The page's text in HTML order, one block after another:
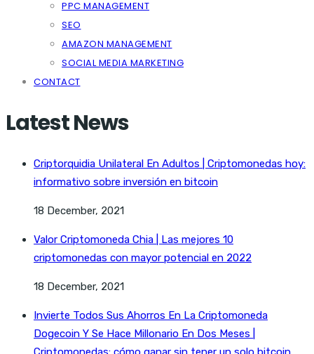
PPC MANAGEMENT
SEO
AMAZON MANAGEMENT
SOCIAL MEDIA MARKETING
CONTACT
Latest News
Criptorquidia Unilateral En Adultos | Criptomonedas hoy:
informativo sobre inversión en bitcoin
18 December, 2021
Valor Criptomoneda Chia | Las mejores 10
criptomonedas con mayor potencial en 2022
18 December, 2021
Invierte Todos Sus Ahorros En La Criptomoneda
Dogecoin Y Se Hace Millonario En Dos Meses |